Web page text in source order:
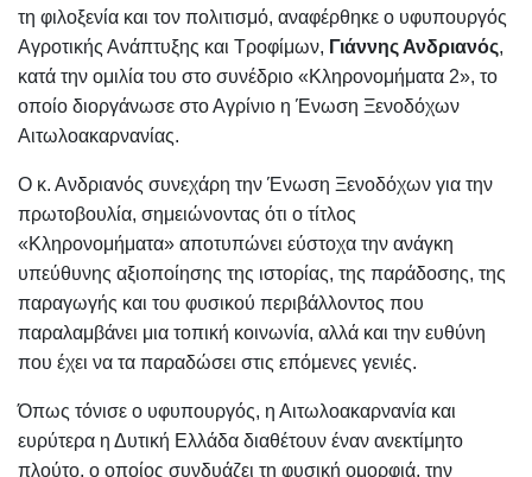
τη φιλοξενία και τον πολιτισμό, αναφέρθηκε ο υφυπουργός
Αγροτικής Ανάπτυξης και Τροφίμων, Γιάννης Ανδριανός,
κατά την ομιλία του στο συνέδριο «Κληρονομήματα 2», το
οποίο διοργάνωσε στο Αγρίνιο η Ένωση Ξενοδόχων
Αιτωλοακαρνανίας.
Ο κ. Ανδριανός συνεχάρη την Ένωση Ξενοδόχων για την
πρωτοβουλία, σημειώνοντας ότι ο τίτλος
«Κληρονομήματα» αποτυπώνει εύστοχα την ανάγκη
υπεύθυνης αξιοποίησης της ιστορίας, της παράδοσης, της
παραγωγής και του φυσικού περιβάλλοντος που
παραλαμβάνει μια τοπική κοινωνία, αλλά και την ευθύνη
που έχει να τα παραδώσει στις επόμενες γενιές.
Όπως τόνισε ο υφυπουργός, η Αιτωλοακαρνανία και
ευρύτερα η Δυτική Ελλάδα διαθέτουν έναν ανεκτίμητο
πλούτο, ο οποίος συνδυάζει τη φυσική ομορφιά, την